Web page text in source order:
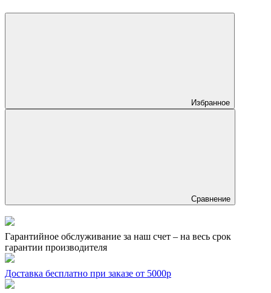
Избранное
Сравнение
Гарантийное обслуживание за наш счет – на весь срок
гарантии производителя
Доставка бесплатно при заказе от 5000р